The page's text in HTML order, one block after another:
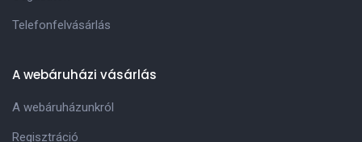
Telefonfelvásárlás
A webáruházi vásárlás
A webáruházunkról
Regisztráció